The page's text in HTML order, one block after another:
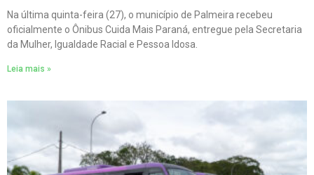
Na última quinta-feira (27), o município de Palmeira recebeu
oficialmente o Ônibus Cuida Mais Paraná, entregue pela Secretaria
da Mulher, Igualdade Racial e Pessoa Idosa.
Leia mais »